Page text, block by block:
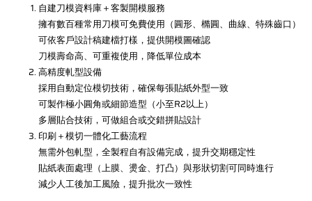
自建刀模資料庫＋客製開模服務
擁有數百種常用刀模可免費使用（圓形、橢圓、曲線、特殊齒口）
可依客戶設計稿建檔打樣，提供開模圖確認
刀模壽命高、可重複使用，降低單位成本
高精度軋型設備
採用自動定位模切技術，確保每張貼紙外型一致
可製作極小圓角或細節造型（小至R2以上）
多層貼合技術，可做組合或交錯拼貼設計
印刷＋模切一體化工藝流程
無需外包軋型，全製程自有設備完成，提升交期穩定性
貼紙表面處理（上膜、燙金、打凸）與形狀切割可同時進行
減少人工後加工風險，提升批次一致性